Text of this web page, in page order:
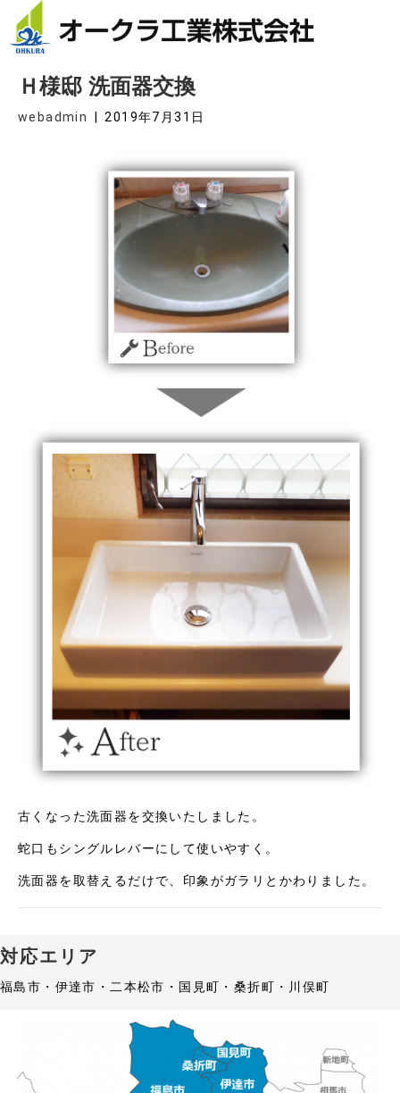
Ｈ様邸 洗面器交換
webadmin 2019年7月31日
古くなった洗面器を交換いたしました。
蛇口もシングルレバーにして使いやすく。
洗面器を取替えるだけで、印象がガラリとかわりました。
対応エリア
福島市・伊達市・二本松市・国見町・桑折町・川俣町